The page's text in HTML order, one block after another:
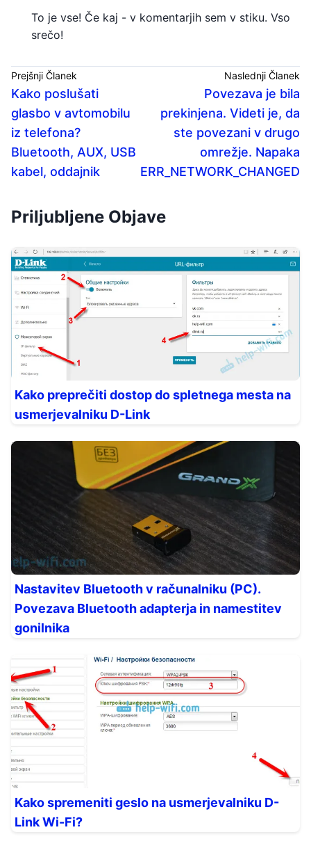
To je vse! Če kaj - v komentarjih sem v stiku. Vso
srečo!
Prejšnji Članek
Kako poslušati
glasbo v avtomobilu
iz telefona?
Bluetooth, AUX, USB
kabel, oddajnik
Naslednji Članek
Povezava je bila
prekinjena. Videti je, da
ste povezani v drugo
omrežje. Napaka
ERR_NETWORK_CHANGED
Priljubljene Objave
Kako preprečiti dostop do spletnega mesta na
usmerjevalniku D-Link
Nastavitev Bluetooth v računalniku (PC).
Povezava Bluetooth adapterja in namestitev
gonilnika
Kako spremeniti geslo na usmerjevalniku D-
Link Wi-Fi?